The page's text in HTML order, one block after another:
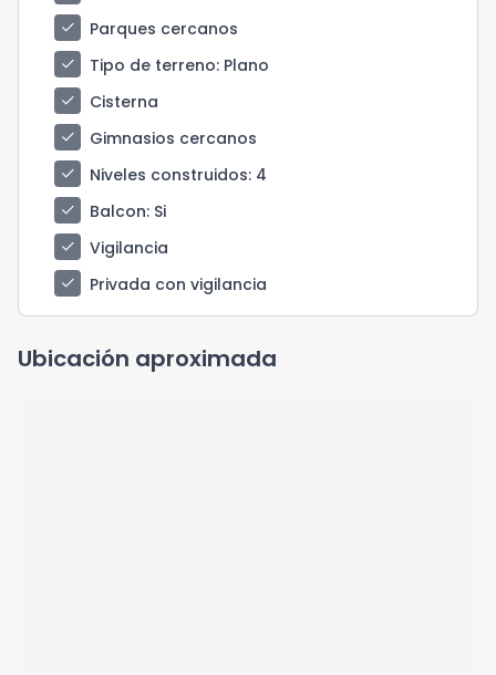
check
Parques cercanos
check
Tipo de terreno: Plano
check
Cisterna
check
Gimnasios cercanos
check
Niveles construidos: 4
check
Balcon: Si
check
Vigilancia
check
Privada con vigilancia
Ubicación aproximada